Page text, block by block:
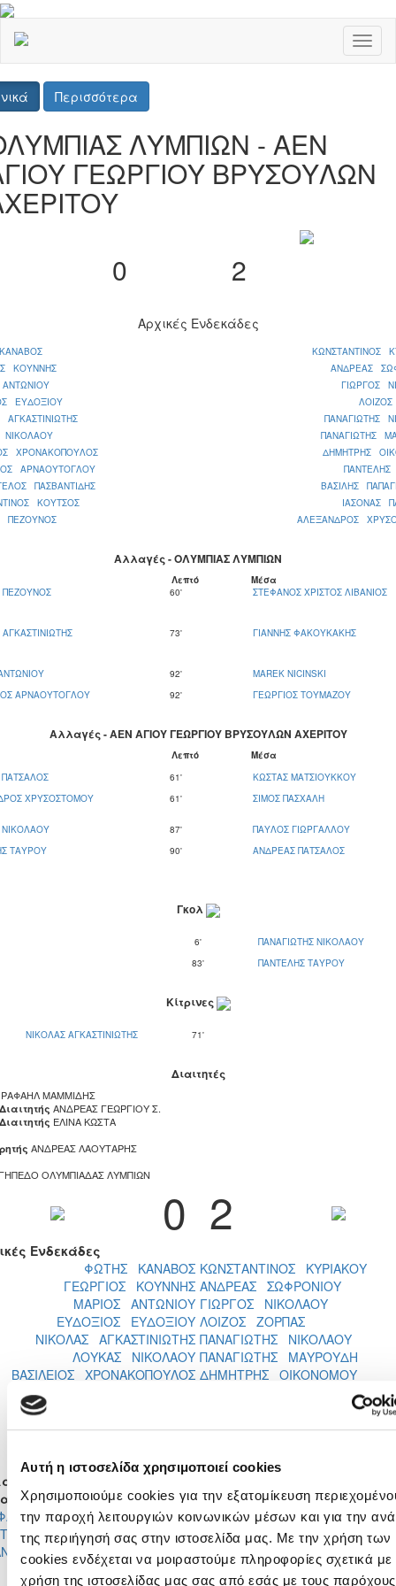
Αυτή η ιστοσελίδα χρησιμοποιεί cookies
Χρησιμοποιούμε cookies για την εξατομίκευση
την παροχή λειτουργιών κοινωνικών μέσων και για την
της περιήγησή σας στην ιστοσελίδα μας. Με την χρήση των
cookies ενδέχεται να μοιραστούμε πληροφορίες σχετικά με
χρήση της ιστοσελίδας μας σας από εσάς με τους παρόχους
Περισσότερα
ΛΥΜΠΙΩΝ - ΑΕΝ
ΓΕΩΡΓΙΟΥ ΒΡΥΣΟΥΛΩΝ
0
2
Αρχικές Ενδεκάδες
ΚΟΥΝΝΗΣ
ΕΥΔΟΞΙΟΥ
ΑΓΚΑΣΤΙΝΙΩΤΗΣ
ΧΡΟΝΑΚΟΠΟΥΛΟΣ
ΑΡΝΑΟΥΤΟΓΛΟΥ
ΠΑΣΒΑΝΤΙΔΗΣ
ΚΟΥΤΣΟΣ
ΠΕΖΟΥΝΟΣ
ΚΩΝΣΤΑΝΤΙΝΟΣ
ΑΝΔΡΕΑΣ
ΓΙΩΡΓΟΣ
ΠΑΝΑΓΙΩΤΗΣ
ΠΑΝΑΓΙΩΤΗΣ
ΔΗΜΗΤΡΗΣ
ΒΑΣΙΛΗΣ
ΙΑΣΟΝΑΣ
ΑΛΕΞΑΝΔΡΟΣ
Αλλαγές - ΟΛΥΜΠΙΑΣ ΛΥΜΠΙΩΝ
Λεπτό
Μέσα
ΠΕΖΟΥΝΟΣ
60' ΣΤΕΦΑΝΟΣ ΧΡΙΣΤΟΣ ΛΙΒΑΝΙΟΣ
73' ΓΙΑΝΝΗΣ ΦΑΚΟΥΚΑΚΗΣ
92'
MAREK NICINSKI
ΑΡΝΑΟΥΤΟΓΛΟΥ
92' ΓΕΩΡΓΙΟΣ ΤΟΥΜΑΖΟΥ
Αλλαγές - ΑΕΝ ΑΓΙΟΥ ΓΕΩΡΓΙΟΥ ΒΡΥΣΟΥΛΩΝ ΑΧΕΡΙΤΟΥ
Λεπτό
Μέσα
ΠΑΤΣΑΛΟΣ
61'
ΚΩΣΤΑΣ ΜΑΤΣΙΟΥΚΚΟΥ
ΧΡΥΣΟΣΤΟΜΟΥ
61' ΣΙΜΟΣ ΠΑΣΧΑΛΗ
ΝΙΚΟΛΑΟΥ 87'
ΠΑΥΛΟΣ ΓΙΩΡΓΑΛΛΟΥ
ΤΑΥΡΟΥ
90' ΑΝΔΡΕΑΣ ΠΑΤΣΑΛΟΣ
Γκολ
6'
ΠΑΝΑΓΙΩΤΗΣ ΝΙΚΟΛΑΟΥ
83'
ΠΑΝΤΕΛΗΣ ΤΑΥΡΟΥ
Κίτρινες
ΝΙΚΟΛΑΣ ΑΓΚΑΣΤΙΝΙΩΤΗΣ 71'
Διαιτητές
ΜΑΜΜΙΔΗΣ
ΑΝΔΡΕΑΣ ΓΕΩΡΓΙΟΥ Σ.
ΕΛΙΝΑ ΚΩΣΤΑ
ΑΝΔΡΕΑΣ ΛΑΟΥΤΑΡΗΣ
ΟΛΥΜΠΙΑΔΑΣ ΛΥΜΠΙΩΝ
0 2
Ενδεκάδες
ΦΩΤΗΣ ΚΑΝΑΒΟΣ
ΓΕΩΡΓΙΟΣ ΚΟΥΝΝΗΣ
ΜΑΡΙΟΣ ΑΝΤΩΝΙΟΥ
ΕΥΔΟΞΙΟΣ ΕΥΔΟΞΙΟΥ
ΝΙΚΟΛΑΣ ΑΓΚΑΣΤΙΝΙΩΤΗΣ
ΛΟΥΚΑΣ ΝΙΚΟΛΑΟΥ
ΒΑΣΙΛΕΙΟΣ ΧΡΟΝΑΚΟΠΟΥΛΟΣ
ΑΘΑΝΑΣΙΟΣ ΑΡΝΑΟΥΤΟΓΛΟΥ
ΑΓΑΘΑΓΓΕΛΟΣ ΠΑΣΒΑΝΤΙΔΗΣ
ΚΩΝΣΤΑΝΤΙΝΟΣ ΚΟΥΤΣΟΣ
ΚΩΝΣΤΑΝΤΙΝΟΣ ΚΥΡΙΑΚΟΥ
ΑΝΔΡΕΑΣ ΣΩΦΡΟΝΙΟΥ
ΓΙΩΡΓΟΣ ΝΙΚΟΛΑΟΥ
ΛΟΙΖΟΣ ΖΟΡΠΑΣ
ΠΑΝΑΓΙΩΤΗΣ ΝΙΚΟΛΑΟΥ
ΠΑΝΑΓΙΩΤΗΣ ΜΑΥΡΟΥΔΗ
ΔΗΜΗΤΡΗΣ ΟΙΚΟΝΟΜΟΥ
ΒΑΣΙΛΗΣ ΠΑΠΑΓΕΩΡΓΙΟΥ
ΙΑΣΟΝΑΣ ΠΑΤΣΑΛΟΣ
Έξω Λεπτό Μέσα
Έξω
ΝΙΚΟΛΑΣ
ΠΕΖΟΥΝΟΣ
60'
61'
ΚΩΣΤΑΣ
ΙΑΣΟΝΑΣ